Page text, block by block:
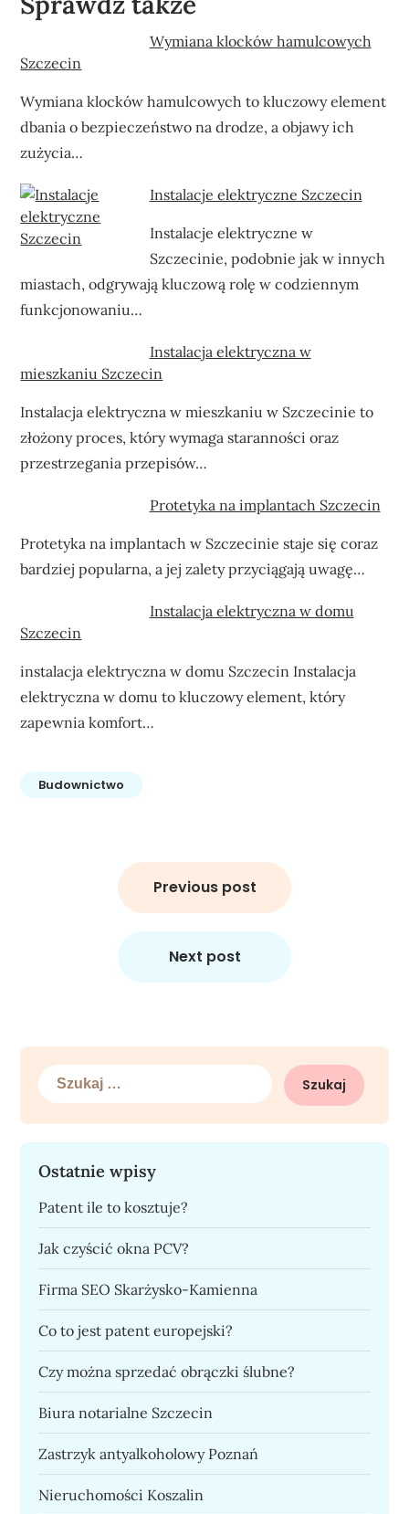
Wymiana klocków hamulcowych
Szczecin
Wymiana klocków hamulcowych to kluczowy element
dbania o bezpieczeństwo na drodze, a objawy ich
zużycia…
Instalacje elektryczne Szczecin
Instalacje elektryczne w
Szczecinie, podobnie jak w innych
miastach, odgrywają kluczową rolę w codziennym
funkcjonowaniu…
Instalacja elektryczna w
mieszkaniu Szczecin
Instalacja elektryczna w mieszkaniu w Szczecinie to
złożony proces, który wymaga staranności oraz
przestrzegania przepisów…
Protetyka na implantach Szczecin
Protetyka na implantach w Szczecinie staje się coraz
bardziej popularna, a jej zalety przyciągają uwagę…
Instalacja elektryczna w domu
Szczecin
instalacja elektryczna w domu Szczecin Instalacja
elektryczna w domu to kluczowy element, który
zapewnia komfort…
Budownictwo
Previous post
Next post
Szukaj:
Ostatnie wpisy
Patent ile to kosztuje?
Jak czyścić okna PCV?
Firma SEO Skarżysko-Kamienna
Co to jest patent europejski?
Czy można sprzedać obrączki ślubne?
Biura notarialne Szczecin
Zastrzyk antyalkoholowy Poznań
Nieruchomości Koszalin